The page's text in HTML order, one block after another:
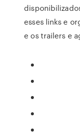
esses links e
e os trailers e